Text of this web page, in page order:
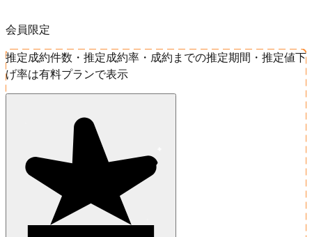
会員限定
推定成約件数・推定成約率・成約までの推定期間・推定値下
げ率は有料プランで表示